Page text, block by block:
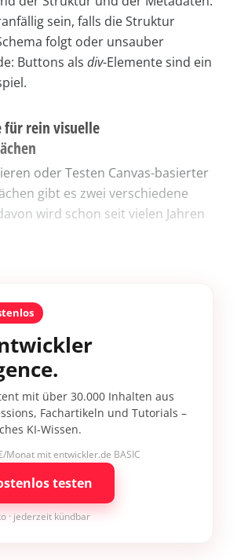
sein, falls die Struktur
folgt oder unsauber
Buttons als div-Elemente sind ein
für rein visuelle
oder Testen Canvas-basierter
gibt es zwei verschiedene
wird schon seit vielen Jahren
mit über 30.000 Inhalten aus
Fachartikeln und Tutorials –
KI-Wissen.
Monat mit entwickler.de BASIC
testen
· jederzeit kündbar